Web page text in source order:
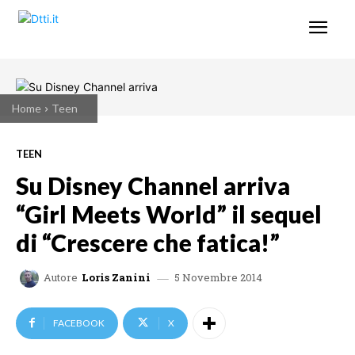
Home Teen
TEEN
Su Disney Channel arriva
“Girl Meets World” il sequel
di “Crescere che fatica!”
Autore Loris Zanini 5 Novembre 2014
FACEBOOK X